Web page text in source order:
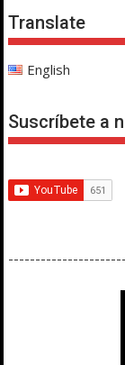
Translate
English
Suscríbete a